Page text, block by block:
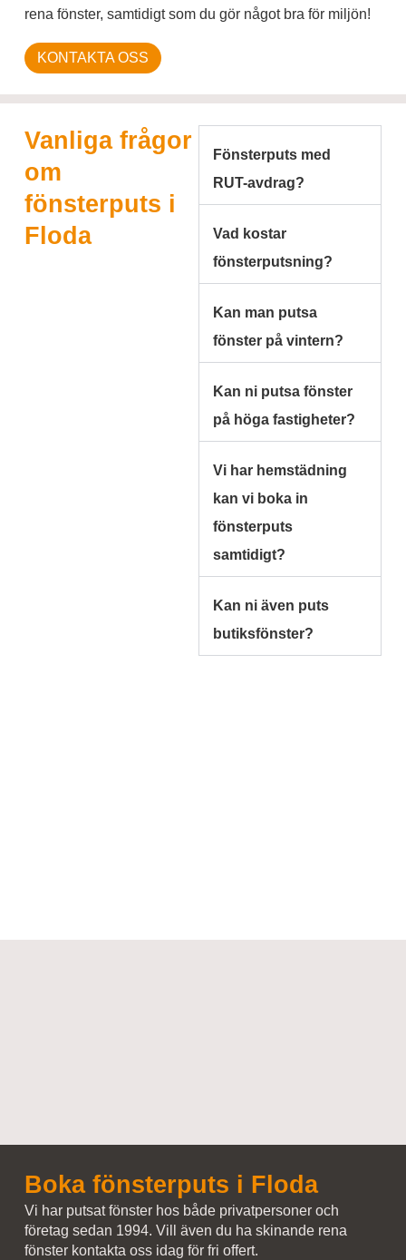
rena fönster, samtidigt som du gör något bra för miljön!
KONTAKTA OSS
Vanliga frågor
om
fönsterputs i
Floda
Fönsterputs med
RUT-avdrag?
Vad kostar
fönsterputsning?
Kan man putsa
fönster på vintern?
Kan ni putsa fönster
på höga fastigheter?
Vi har hemstädning
kan vi boka in
fönsterputs
samtidigt?
Kan ni även puts
butiksfönster?
Boka fönsterputs i Floda
Vi har putsat fönster hos både privatpersoner och
företag sedan 1994. Vill även du ha skinande rena
fönster kontakta oss idag för fri offert.